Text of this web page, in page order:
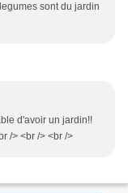
sont du jardin
d'avoir un jardin!!
/> <br /> <br />